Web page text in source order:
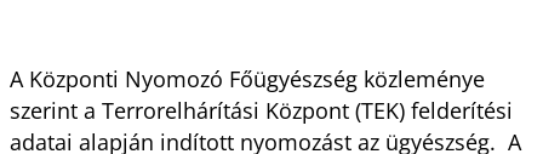
A Központi Nyomozó Főügyészség közleménye
szerint a Terrorelhárítási Központ (TEK) felderítési
adatai alapján indított nyomozást az ügyészség. A